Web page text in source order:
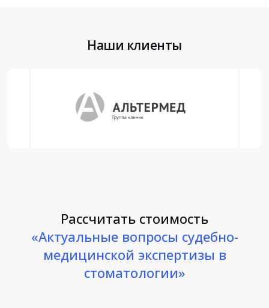
Наши клиенты
Рассчитать стоимость
«Актуальные вопросы судебно-
медицинской экспертизы в
стоматологии»